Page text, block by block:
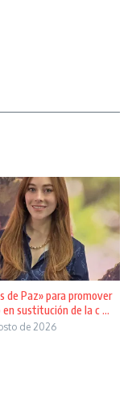
de Paz» para promover
en sustitución de la c ...
de 2026